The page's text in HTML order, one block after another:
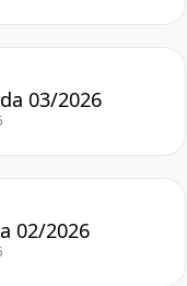
03/2026
02/2026